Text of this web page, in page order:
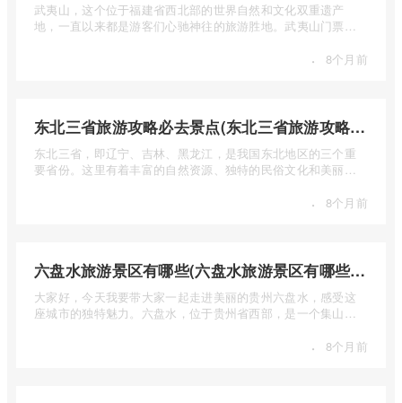
武夷山，这个位于福建省西北部的世界自然和文化双重遗产
地，一直以来都是游客们心驰神往的旅游胜地。武夷山门票多
· 8个月前
东北三省旅游攻略必去景点(东北三省旅游攻略必去景点视频介绍)
东北三省，即辽宁、吉林、黑龙江，是我国东北地区的三个重
要省份。这里有着丰富的自然资源、独特的民俗文化和美丽的
· 8个月前
六盘水旅游景区有哪些(六盘水旅游景区有哪些景点值得去)
大家好，今天我要带大家一起走进美丽的贵州六盘水，感受这
座城市的独特魅力。六盘水，位于贵州省西部，是一个集山水
· 8个月前